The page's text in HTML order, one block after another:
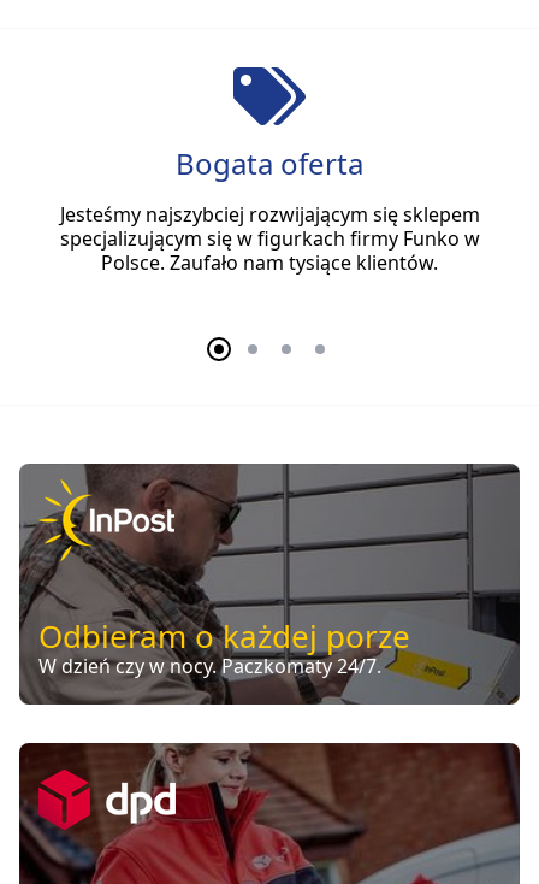
Bogata oferta
Jesteśmy najszybciej rozwijającym się sklepem
specjalizującym się w figurkach firmy Funko w
Polsce. Zaufało nam tysiące klientów.
Odbieram o każdej porze
W dzień czy w nocy. Paczkomaty 24/7.